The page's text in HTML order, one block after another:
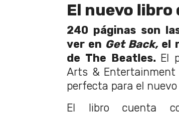
El nuevo libro
240 páginas son
ver en Get Back, el
de The Beatles. El
Arts & Entertainment
perfecta para el nuevo
El libro cuenta